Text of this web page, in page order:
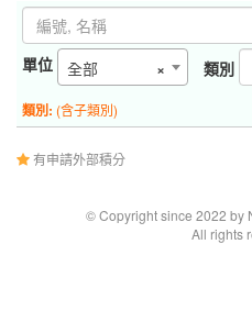
單位 ×
全部 類別
類別: (含子類別)
有申請外部積分
© Copyright since 2022 by
All rights